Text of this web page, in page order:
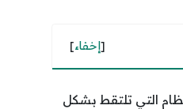
[إخفاء]
التي تلتقط بشكل